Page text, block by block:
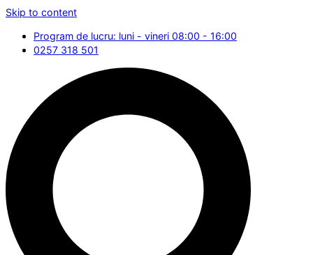
Skip to content
Program de lucru: luni - vineri 08:00 - 16:00
0257 318 501